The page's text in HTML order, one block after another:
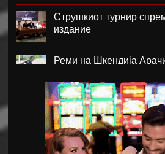
Струшкиот турнир
издание
Реми на Шкендија
Јунајтед позајми два
Пеп Чаварија од Рајо